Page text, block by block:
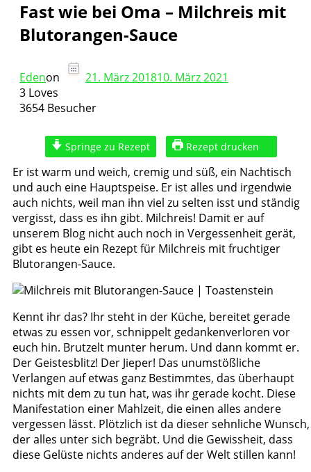
Fast wie bei Oma – Milchreis mit
Blutorangen-Sauce
Edenon 21. März 201810. März 2021
3 Loves
3654 Besucher
Springe zu Rezept Rezept drucken
Er ist warm und weich, cremig und süß, ein Nachtisch
und auch eine Hauptspeise. Er ist alles und irgendwie
auch nichts, weil man ihn viel zu selten isst und ständig
vergisst, dass es ihn gibt. Milchreis! Damit er auf
unserem Blog nicht auch noch in Vergessenheit gerät,
gibt es heute ein Rezept für Milchreis mit fruchtiger
Blutorangen-Sauce.
Kennt ihr das? Ihr steht in der Küche, bereitet gerade
etwas zu essen vor, schnippelt gedankenverloren vor
euch hin. Brutzelt munter herum. Und dann kommt er.
Der Geistesblitz! Der Jieper! Das unumstößliche
Verlangen auf etwas ganz Bestimmtes, das überhaupt
nichts mit dem zu tun hat, was ihr gerade kocht. Diese
Manifestation einer Mahlzeit, die einen alles andere
vergessen lässt. Plötzlich ist da dieser sehnliche Wunsch,
der alles unter sich begräbt. Und die Gewissheit, dass
diese Gelüste nichts anderes auf der Welt stillen kann!